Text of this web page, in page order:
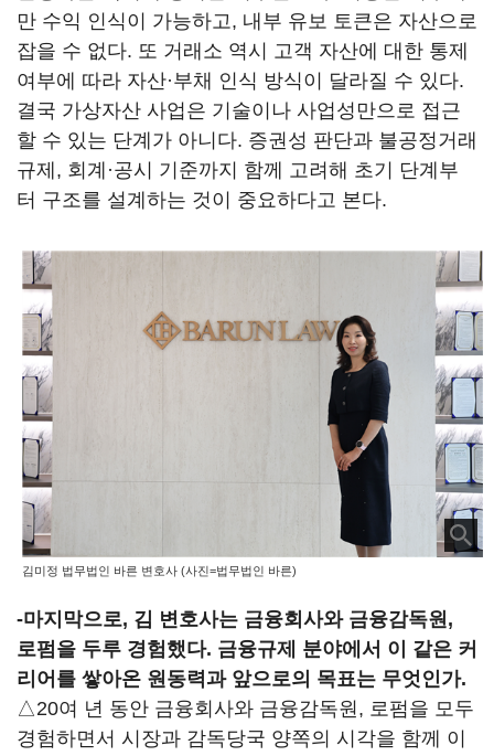
만 수익 인식이 가능하고, 내부 유보 토큰은 자산으로
잡을 수 없다. 또 거래소 역시 고객 자산에 대한 통제
여부에 따라 자산·부채 인식 방식이 달라질 수 있다.
결국 가상자산 사업은 기술이나 사업성만으로 접근
할 수 있는 단계가 아니다. 증권성 판단과 불공정거래
규제, 회계·공시 기준까지 함께 고려해 초기 단계부
터 구조를 설계하는 것이 중요하다고 본다.
김미정 법무법인 바른 변호사 (사진=법무법인 바른)
-마지막으로, 김 변호사는 금융회사와 금융감독원,
로펌을 두루 경험했다. 금융규제 분야에서 이 같은 커
리어를 쌓아온 원동력과 앞으로의 목표는 무엇인가.
△20여 년 동안 금융회사와 금융감독원, 로펌을 모두
경험하면서 시장과 감독당국 양쪽의 시각을 함께 이